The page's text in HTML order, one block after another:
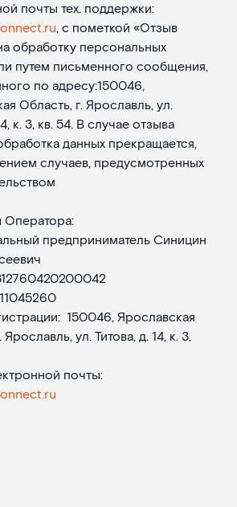
почты тех. поддержки:
,с пометкой «Отзыв
обработку персональных
путем письменного сообщения,
по адресу:150046,
Область, г. Ярославль, ул.
к. 3, кв. 54. В случае отзыва
данных прекращается,
случаев, предусмотренных
Оператора:
предприниматель Синицин
150046, Ярославская
ул. Титова, д. 14, к. 3,
почты: